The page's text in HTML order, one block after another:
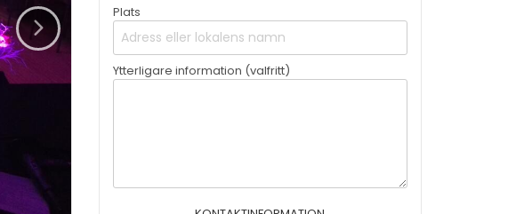
Plats
Ytterligare information (valfritt)